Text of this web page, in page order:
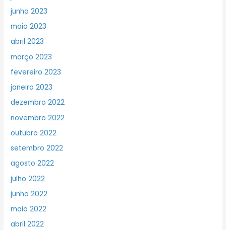
junho 2023
maio 2023
abril 2023
março 2023
fevereiro 2023
janeiro 2023
dezembro 2022
novembro 2022
outubro 2022
setembro 2022
agosto 2022
julho 2022
junho 2022
maio 2022
abril 2022